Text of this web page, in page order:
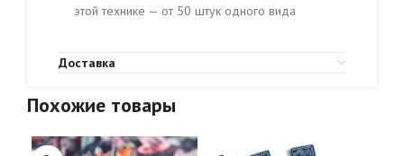
этой технике — от 50 штук одного вида
Доставка
Похожие товары